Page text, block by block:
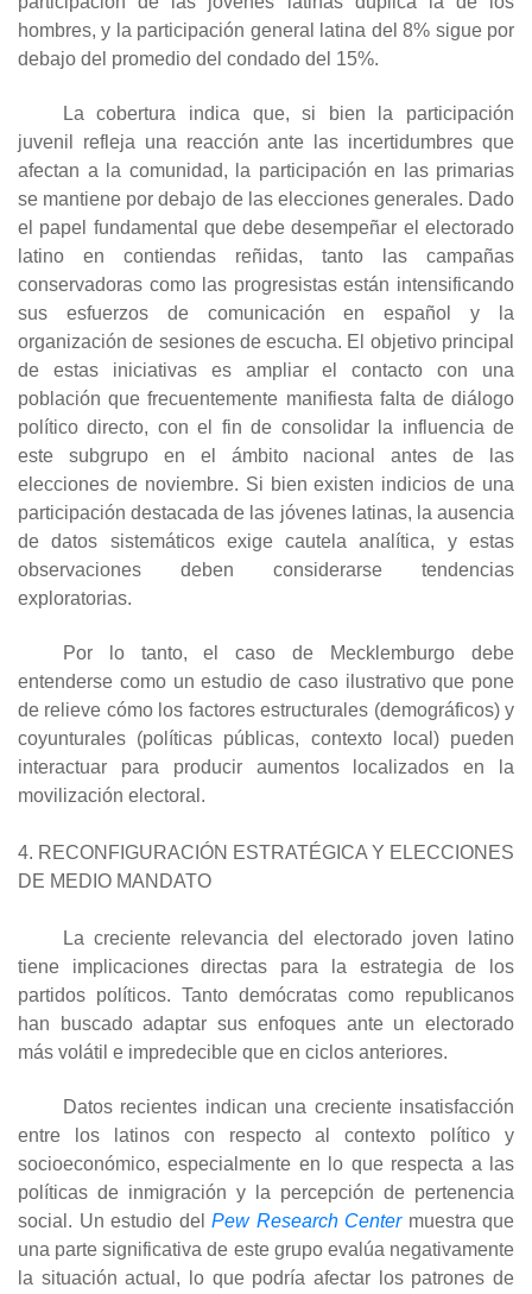
hombres, y la participación general latina del 8% sigue por
debajo del promedio del condado del 15%.
La cobertura indica que, si bien la participación
juvenil refleja una reacción ante las incertidumbres que
afectan a la comunidad, la participación en las primarias
se mantiene por debajo de las elecciones generales. Dado
el papel fundamental que debe desempeñar el electorado
latino en contiendas reñidas, tanto las campañas
conservadoras como las progresistas están intensificando
sus esfuerzos de comunicación en español y la
organización de sesiones de escucha. El objetivo principal
de estas iniciativas es ampliar el contacto con una
población que frecuentemente manifiesta falta de diálogo
político directo, con el fin de consolidar la influencia de
este subgrupo en el ámbito nacional antes de las
elecciones de noviembre. Si bien existen indicios de una
participación destacada de las jóvenes latinas, la ausencia
de datos sistemáticos exige cautela analítica, y estas
observaciones deben considerarse tendencias
exploratorias.
Por lo tanto, el caso de Mecklemburgo debe
entenderse como un estudio de caso ilustrativo que pone
de relieve cómo los factores estructurales (demográficos) y
coyunturales (políticas públicas, contexto local) pueden
interactuar para producir aumentos localizados en la
movilización electoral.
4. RECONFIGURACIÓN ESTRATÉGICA Y ELECCIONES
DE MEDIO MANDATO
La creciente relevancia del electorado joven latino
tiene implicaciones directas para la estrategia de los
partidos políticos. Tanto demócratas como republicanos
han buscado adaptar sus enfoques ante un electorado
más volátil e impredecible que en ciclos anteriores.
Datos recientes indican una creciente insatisfacción
entre los latinos con respecto al contexto político y
socioeconómico, especialmente en lo que respecta a las
políticas de inmigración y la percepción de pertenencia
social. Un estudio del Pew Research Centermuestra que
una parte significativa de este grupo evalúa negativamente
la situación actual, lo que podría afectar los patrones de